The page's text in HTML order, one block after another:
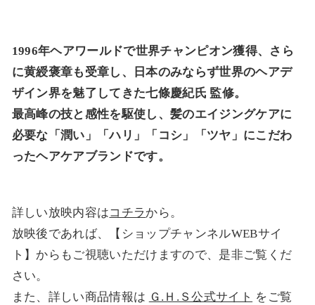
1996年ヘアワールドで世界チャンピオン獲得、さら
に黄綬褒章も受章し、日本のみならず世界のヘアデ
ザイン界を魅了してきた七條慶紀氏 監修。
最高峰の技と感性を駆使し、髪のエイジングケアに
必要な「潤い」「ハリ」「コシ」「ツヤ」にこだわ
ったヘアケアブランドです。
詳しい放映内容はコチラ から。
放映後であれば、【ショップチャンネルWEBサイ
ト】からもご視聴いただけますので、是非ご覧くだ
さい。
また、詳しい商品情報は Ｇ.Ｈ.Ｓ公式サイト をご覧